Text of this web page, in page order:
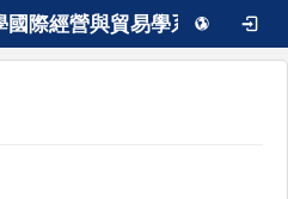
際經營與貿易學系